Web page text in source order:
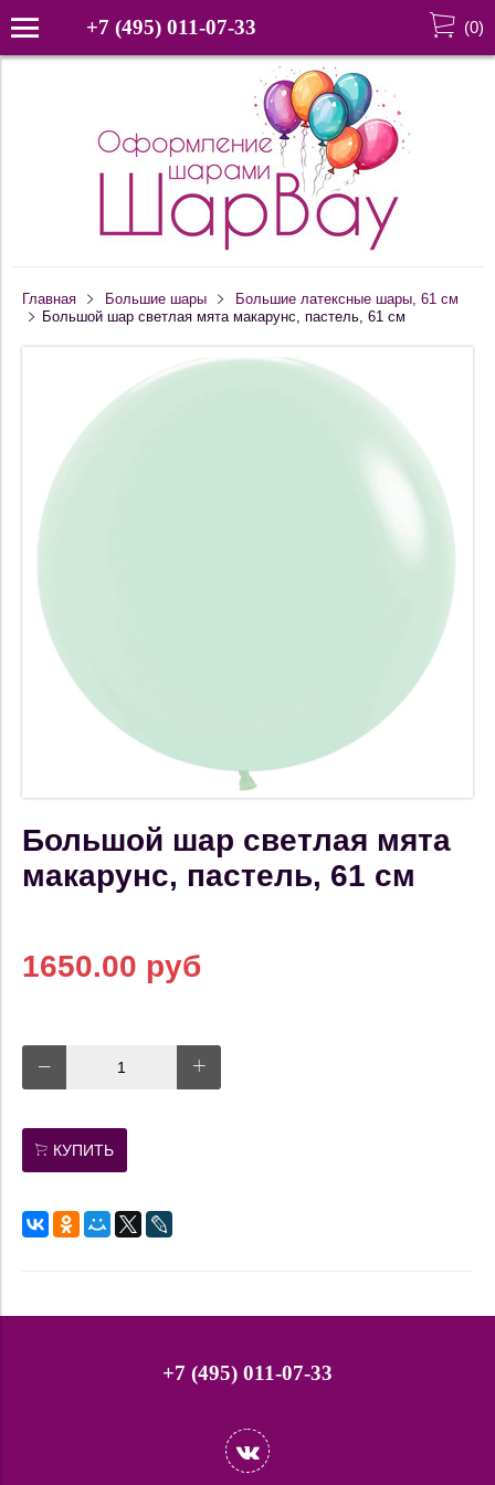
+7 (495) 011-07-33 (0)
Главная Большие шары
Большие латексные шары, 61 см
Большой шар светлая мята макарунс, пастель, 61 см
Большой шар светлая мята
макарунс, пастель, 61 см
1650.00 руб
КУПИТЬ
+7 (495) 011-07-33